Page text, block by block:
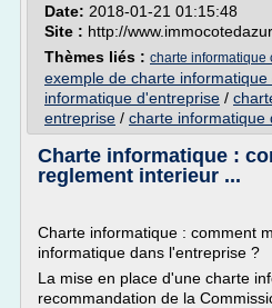
Date: 2018-01-21 01:15:48
Site : http://
Thèmes liés : charte informatique
exemple de charte
informatique d'entreprise /
entreprise / charte informatique
Charte informatique :
reglement interieur ...
Charte informatique : comment
informatique dans l'entreprise ?
La mise en place d'une charte
recommandation de la